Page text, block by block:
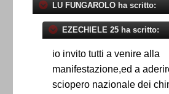
LU FUNGAROLO ha scritto:
EZECHIELE 25 ha scritto:
io invito tutti a venire alla
manifestazione,ed a
sciopero nazionale dei